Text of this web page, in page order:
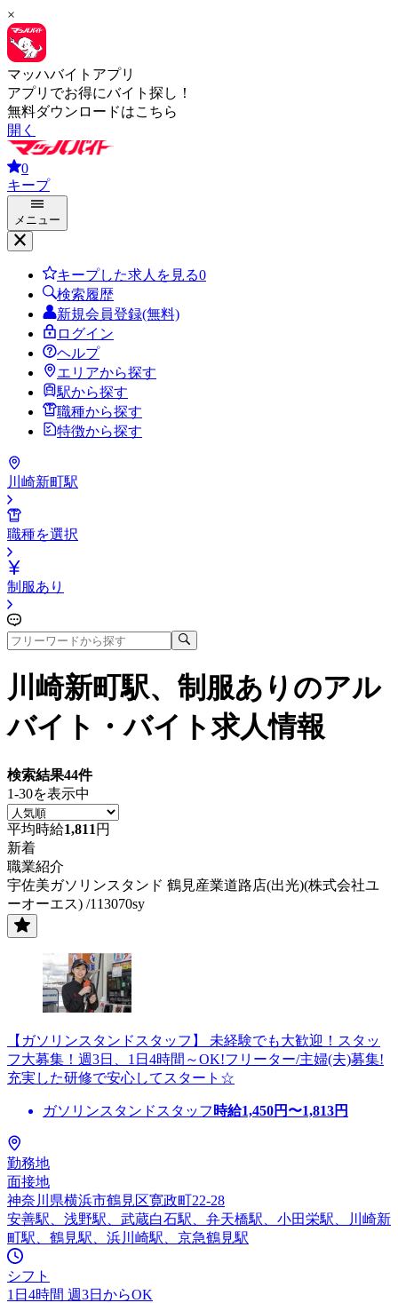
×
マッハバイトアプリ
アプリでお得にバイト探し！
無料ダウンロードはこちら
開く
0
キープ
メニュー
キープした求人を見る0
検索履歴
新規会員登録(無料)
ログイン
ヘルプ
エリアから探す
駅から探す
職種から探す
特徴から探す
川崎新町駅
職種を選択
制服あり
川崎新町駅、制服あり のアル
バイト・バイト求人情報
検索結果44件
1-30を表示中
平均時給1,811 円
新着
職業紹介
宇佐美ガソリンスタンド 鶴見産業道路店(出光)(株式会社ユ
ーオーエス) /113070sy
【ガソリンスタンドスタッフ】 未経験でも大歓迎！スタッ
フ大募集！週3日、1日4時間～OK!フリーター/主婦(夫)募集!
充実した研修で安心してスタート☆
ガソリンスタンドスタッフ 時給1,450円〜1,813円
勤務地
面接地
神奈川県横浜市鶴見区寛政町22-28
安善駅、浅野駅、武蔵白石駅、弁天橋駅、小田栄駅、川崎新
町駅、鶴見駅、浜川崎駅、京急鶴見駅
シフト
1日4時間 週3日からOK